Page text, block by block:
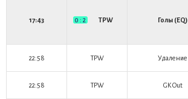
17:43 0 : 2 TPW Голы (EQ)
22:58 TPW Удаление
22:58 TPW GK Out